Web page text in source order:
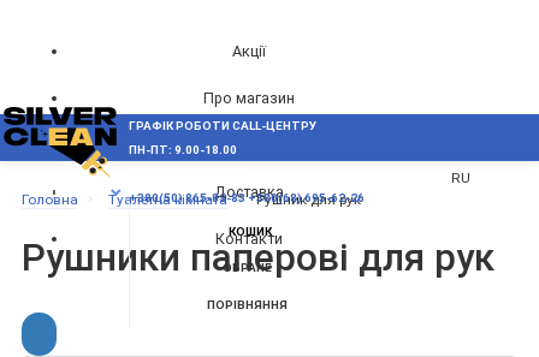
Акції
Про магазин
Блог
Доставка
Контакти
RU
МЕНЮ
ГРАФІК РОБОТИ CALL-ЦЕНТРУ
ПН-ПТ: 9.00-18.00
+380(50) 865-82-83 +380(68) 695-62-26
КОШИК
ОБРАНЕ
ПОРІВНЯННЯ
Головна Туалетна кімната Рушник для рук
Рушники паперові для рук